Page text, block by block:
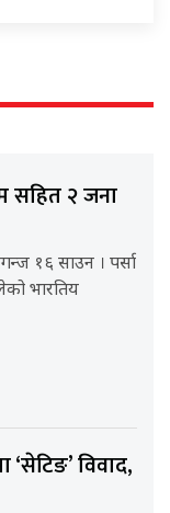
सहित २ जना
१६ साउन । पर्सा
भारतिय
विवाद,